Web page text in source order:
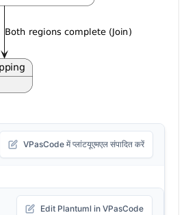
VPasCode में प्लांटयूएमएल संपादित करें
Edit Plantuml in VPasCode